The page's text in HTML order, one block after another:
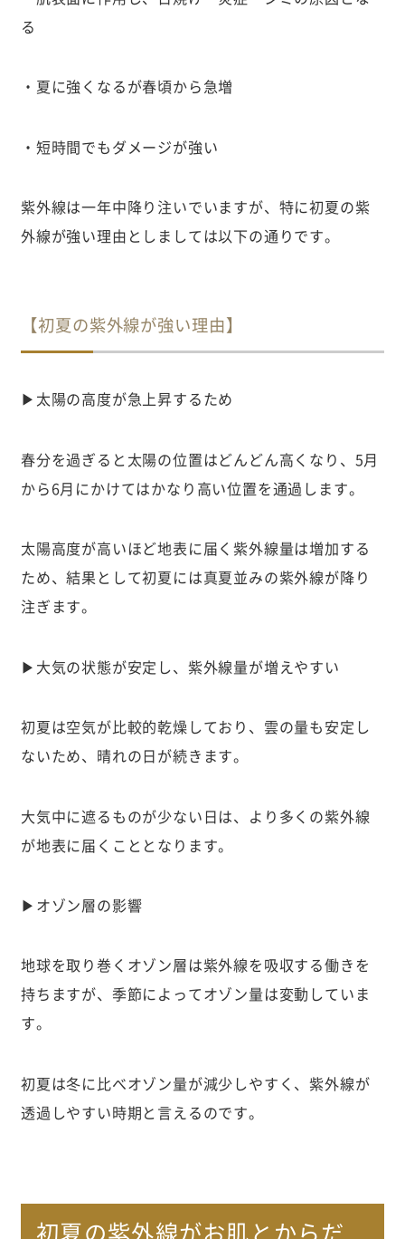
る
・夏に強くなるが春頃から急増
・短時間でもダメージが強い
紫外線は一年中降り注いでいますが、特に初夏の紫
外線が強い理由としましては以下の通りです。
【初夏の紫外線が強い理由】
▶太陽の高度が急上昇するため
春分を過ぎると太陽の位置はどんどん高くなり、5月
から6月にかけてはかなり高い位置を通過します。
太陽高度が高いほど地表に届く紫外線量は増加する
ため、結果として初夏には真夏並みの紫外線が降り
注ぎます。
▶大気の状態が安定し、紫外線量が増えやすい
初夏は空気が比較的乾燥しており、雲の量も安定し
ないため、晴れの日が続きます。
大気中に遮るものが少ない日は、より多くの紫外線
が地表に届くこととなります。
▶オゾン層の影響
地球を取り巻くオゾン層は紫外線を吸収する働きを
持ちますが、季節によってオゾン量は変動していま
す。
初夏は冬に比べオゾン量が減少しやすく、紫外線が
透過しやすい時期と言えるのです。
初夏の紫外線がお肌とからだ